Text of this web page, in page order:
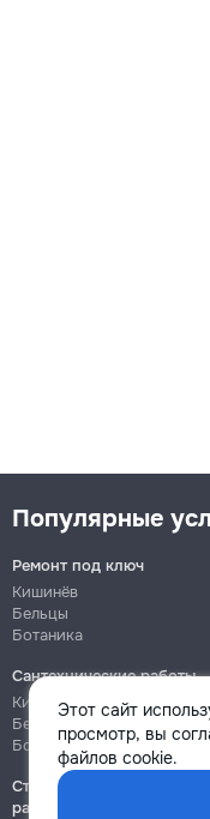
Этот сайт
просмотр, вы
файлов cookie.
Популярные
Ремонт под ключ
Кишинёв
Бельцы
Ботаника
Сантехнические работы
Кишинёв
Бельцы
Ботаника
Строительно-монтажные
работы